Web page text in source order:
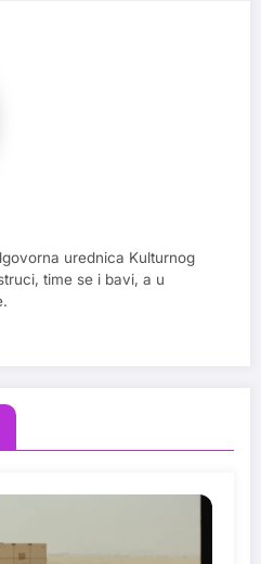
urednica Kulturnog
time se i bavi, a u